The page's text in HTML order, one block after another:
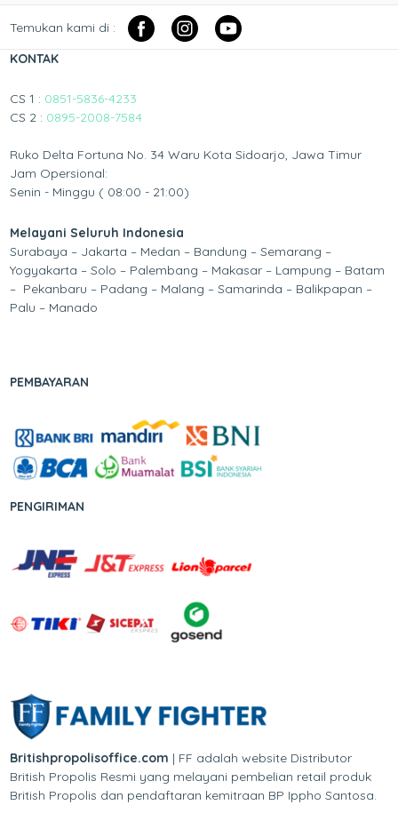
Temukan kami di :
KONTAK
CS 1 : 0851-5836-4233
CS 2 : 0895-2008-7584
Ruko Delta Fortuna No. 34 Waru Kota Sidoarjo, Jawa Timur
Jam Opersional:
Senin - Minggu ( 08:00 - 21:00)
Melayani Seluruh Indonesia
Surabaya – Jakarta – Medan – Bandung – Semarang –
Yogyakarta – Solo – Palembang – Makasar – Lampung – Batam
– Pekanbaru – Padang – Malang – Samarinda – Balikpapan –
Palu – Manado
PEMBAYARAN
PENGIRIMAN
Britishpropolisoffice.com | FF adalah website Distributor
British Propolis Resmi yang melayani pembelian retail produk
British Propolis dan pendaftaran kemitraan BP Ippho Santosa.